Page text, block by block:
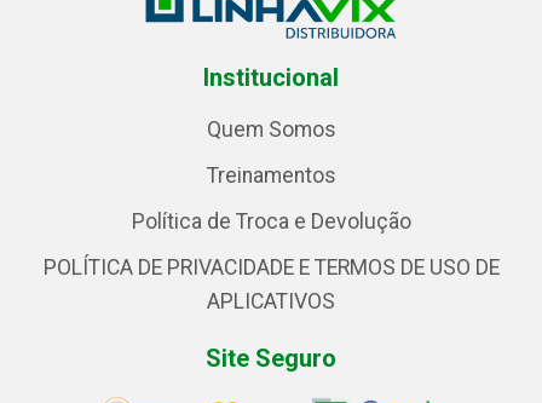
Institucional
Quem Somos
Treinamentos
Política de Troca e Devolução
POLÍTICA DE PRIVACIDADE E TERMOS DE USO DE
APLICATIVOS
Site Seguro